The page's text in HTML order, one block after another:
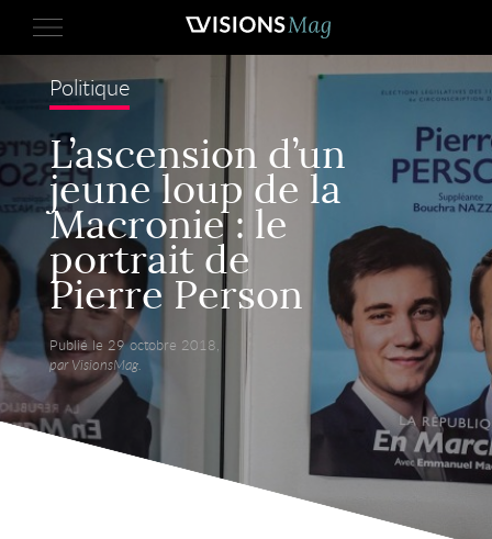
Politique
L’ascension d’un
jeune loup de la
Macronie : le
portrait de
Pierre Person
Publié le 29 octobre 2018,
par VisionsMag.